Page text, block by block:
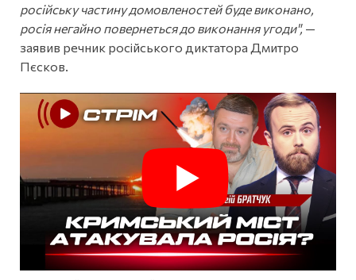
російську частину домовленостей буде виконано,
росія негайно повернеться до виконання угоди", —
заявив речник російського диктатора Дмитро
Пєсков.